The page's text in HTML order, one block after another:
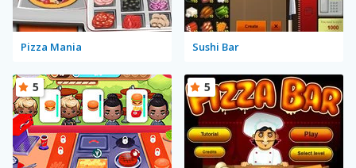
Pizza Mania Sushi Bar
5 5